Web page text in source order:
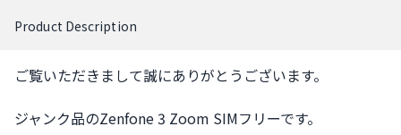
Product Description
ご覧いただきまして誠にありがとうございます。
ジャンク品のZenfone 3 Zoom SIMフリーです。